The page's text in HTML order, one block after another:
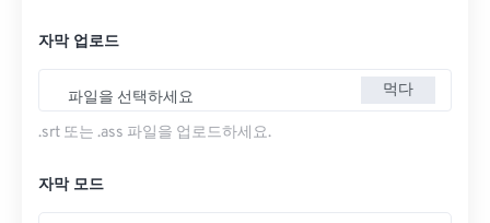
자막 업로드
파일을 선택하세요 먹다
.srt 또는 .ass 파일을 업로드하세요.
자막 모드